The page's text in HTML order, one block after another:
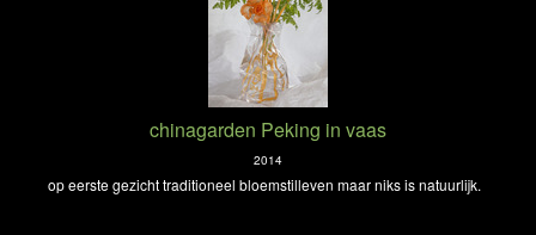
chinagarden Peking in vaas
2014
op eerste gezicht traditioneel bloemstilleven maar niks is natuurlijk.